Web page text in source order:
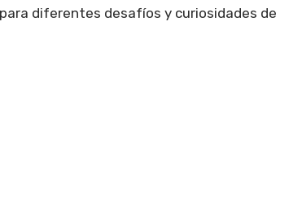
diferentes desafíos y curiosidades de